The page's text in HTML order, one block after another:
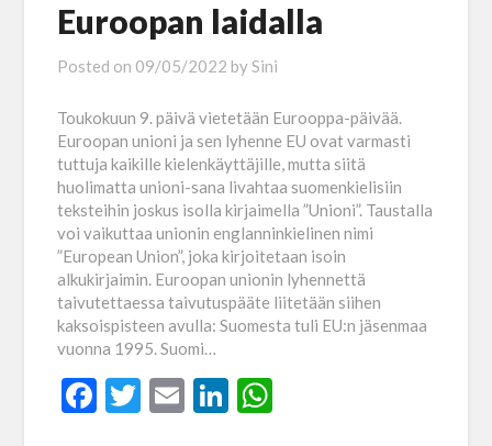
Euroopan laidalla
Posted on 09/05/2022 bySini
Toukokuun 9. päivä vietetään Eurooppa-päivää.
Euroopan unioni ja sen lyhenne EU ovat varmasti
tuttuja kaikille kielenkäyttäjille, mutta siitä
huolimatta unioni-sana livahtaa suomenkielisiin
teksteihin joskus isolla kirjaimella ”Unioni”. Taustalla
voi vaikuttaa unionin englanninkielinen nimi
”European Union”, joka kirjoitetaan isoin
alkukirjaimin. Euroopan unionin lyhennettä
taivutettaessa taivutuspääte liitetään siihen
kaksoispisteen avulla: Suomesta tuli EU:n jäsenmaa
vuonna 1995. Suomi…
Facebook
Twitter
EmailLinkedIn